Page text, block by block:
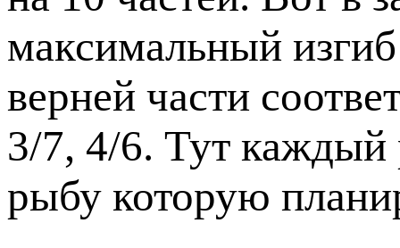
максимальный
верней части
3/7, 4/6. Тут каждый
рыбу которую